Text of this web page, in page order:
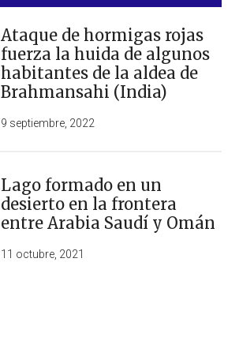
Ataque de hormigas rojas
fuerza la huida de algunos
habitantes de la aldea de
Brahmansahi (India)
9 septiembre, 2022
Lago formado en un
desierto en la frontera
entre Arabia Saudí y Omán
11 octubre, 2021